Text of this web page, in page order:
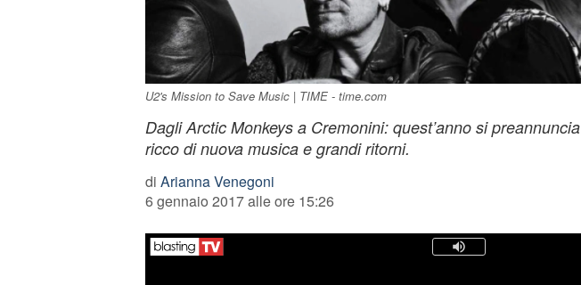
U2's Mission to Save Music | TIME - time.com
Dagli Arctic Monkeys a Cremonini: quest’anno si preannuncia
ricco di nuova musica e grandi ritorni.
di Arianna Venegoni
6 gennaio 2017 alle ore 15:26